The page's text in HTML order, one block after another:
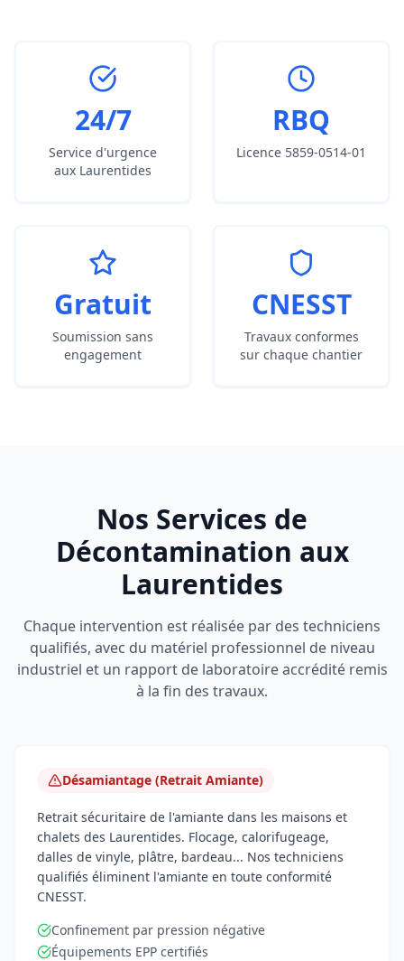
24/7
Service d'urgence
aux Laurentides
RBQ
Licence 5859-0514-01
Gratuit
Soumission sans
engagement
CNESST
Travaux conformes
sur chaque chantier
Nos Services de
Décontamination aux
Laurentides
Chaque intervention est réalisée par des techniciens
qualifiés, avec du matériel professionnel de niveau
industriel et un rapport de laboratoire accrédité remis
à la fin des travaux.
Désamiantage (Retrait Amiante)
Retrait sécuritaire de l'amiante dans les maisons et
chalets des Laurentides. Flocage, calorifugeage,
dalles de vinyle, plâtre, bardeau... Nos techniciens
qualifiés éliminent l'amiante en toute conformité
CNESST.
Confinement par pression négative
Équipements EPP certifiés